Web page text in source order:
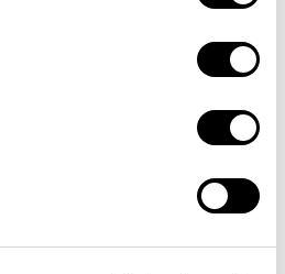
et professionnelle. Il
bien plus durable que
soulager les symptômes.
Martin (2018). Mieux